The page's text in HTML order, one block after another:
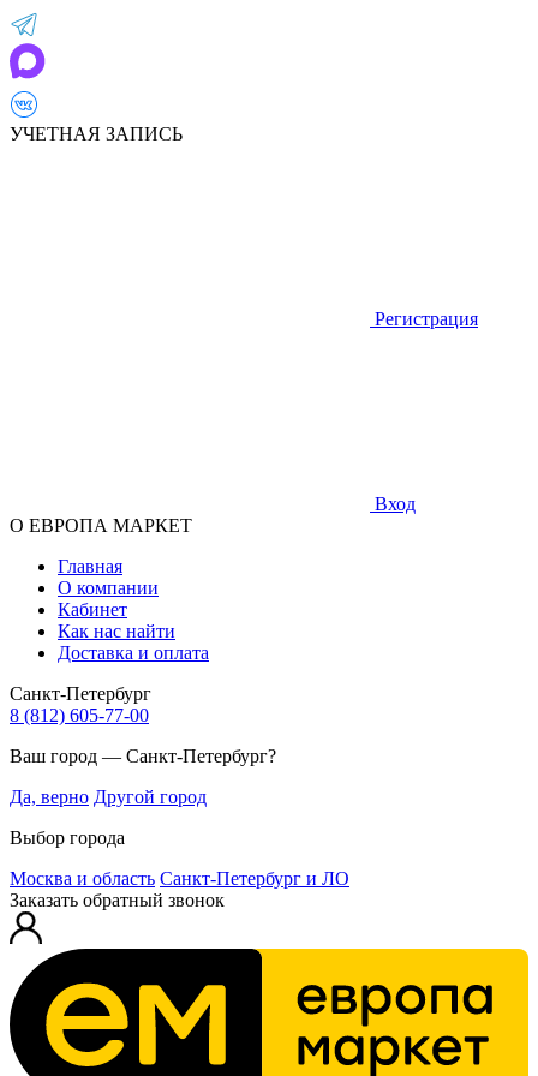
УЧЕТНАЯ ЗАПИСЬ
Регистрация
Вход
О ЕВРОПА МАРКЕТ
Главная
О компании
Кабинет
Как нас найти
Доставка и оплата
Санкт-Петербург
8 (812) 605-77-00
Ваш город — Санкт-Петербург?
Да, верно Другой город
Выбор города
Москва и область Санкт-Петербург и ЛО
Заказать обратный звонок